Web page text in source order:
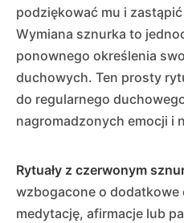
podziękować mu i
Wymiana sznurka to
ponownego określenia
duchowych. Ten prosty
do regularnego
nagromadzonych emocji i
Rytuały z czerwonym
wzbogacone o dodatkowe
medytację, afirmacje lub